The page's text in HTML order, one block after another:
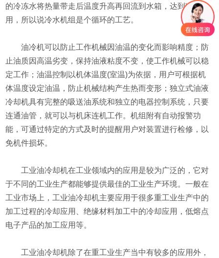
的冷冻水将热量带走后温度升高再回流到水箱，达到冷却作
用，所以说冷水机组是个循环的工艺。
油冷机可以防止工作机械因油温的变化而影响精度；防
止油质因高温劣变，保持油液粘度不变，使工作机械可以稳
定工作；油温控制以机体温度(室温)为依据，用户可根据机
体温度设定油温，防止机械结构产生热而变形；独立式油液
冷却机具有完整的吸送油系统和独立的电器控制系统，只要
连通油管，就可以与机床连机工作。机组附有自动报警功
能，可通过特定的方式及时的提醒用户对装置进行检修，以
免机件损坏。
工业油冷却机在工业领域内的应用是较为广泛的，它对
于不同的工业生产都能够提供最佳的工业生产环境。一般在
工业市场上，工业油冷却机主要应用于很多重工业生产中的
加工过程的冷却应用、绝缘材料加工中的冷却应用，低熔点
电子产品的加工应用等。
工业油冷却机除了在重工业生产当中有较多的应用外，